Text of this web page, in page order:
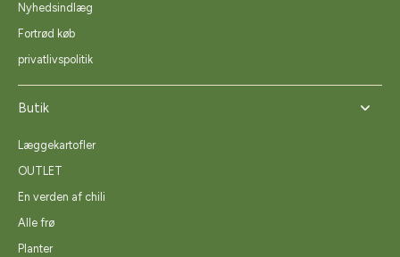
Nyhedsindlæg
Fortrød køb
privatlivspolitik
Butik
Læggekartofler
OUTLET
En verden af chili
Alle frø
Planter